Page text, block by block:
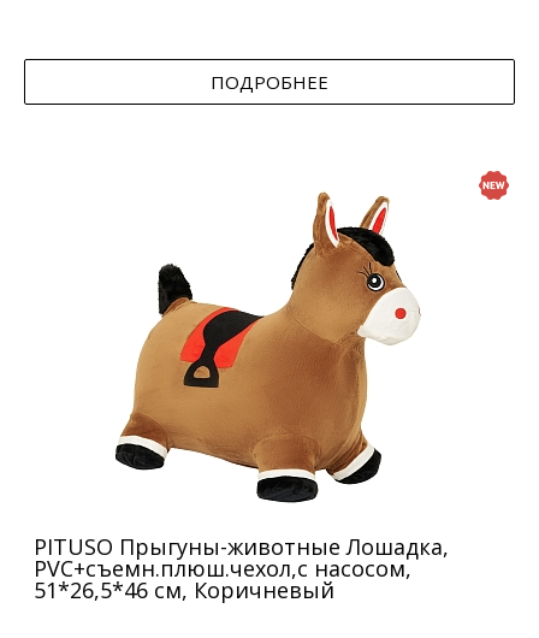
ПОДРОБНЕЕ
PITUSO Прыгуны-животные Лошадка,
PVC+съемн.плюш.чехол,с насосом,
51*26,5*46 см, Коричневый